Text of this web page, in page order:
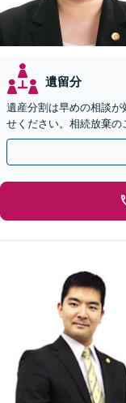
遺留分
遺産分割は早めの相談
せください。相続放棄の